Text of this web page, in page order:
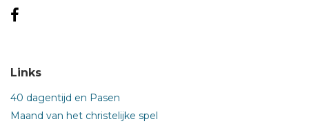
Links
40 dagentijd en Pasen
Maand van het christelijke spel